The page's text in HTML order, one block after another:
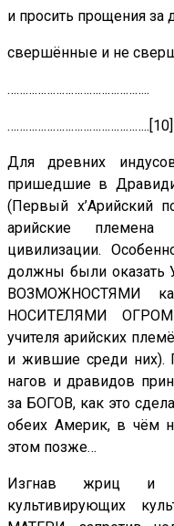
и просить прощения за
свершённые и не
………………………………………..
………………………………………..[10]
Для древних
пришедшие в
(Первый х’Арийский
арийские
цивилизации.
должны были
ВОЗМОЖНОСТЯМИ
НОСИТЕЛЯМИ
учителя арийских
и жившие среди них).
нагов и дравидов
за БОГОВ, как это
обеих Америк, в чём
этом позже…
Изгнав жриц и
культивирующих